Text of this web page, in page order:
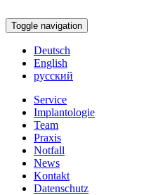
Toggle navigation
Deutsch
English
русский
Service
Implantologie
Team
Praxis
Notfall
News
Kontakt
Datenschutz